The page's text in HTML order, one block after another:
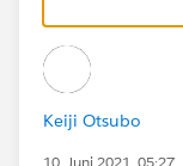
Keiji Otsubo
10. Juni 2021, 05:27